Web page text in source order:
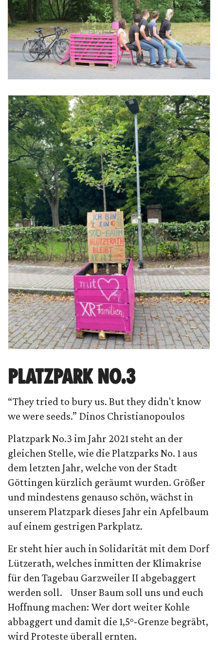
PLATZPARK NO.3
“They tried to bury us. But they didn't know
we were seeds.” Dinos Christianopoulos
Platzpark No.3 im Jahr 2021 steht an der
gleichen Stelle, wie die Platzparks No. 1 aus
dem letzten Jahr, welche von der Stadt
Göttingen kürzlich geräumt wurden. Größer
und mindestens genauso schön, wächst in
unserem Platzpark dieses Jahr ein Apfelbaum
auf einem gestrigen Parkplatz.
Er steht hier auch in Solidarität mit dem Dorf
Lützerath, welches inmitten der Klimakrise
für den Tagebau Garzweiler II abgebaggert
werden soll. Unser Baum soll uns und euch
Hoffnung machen: Wer dort weiter Kohle
abbaggert und damit die 1,5°-Grenze begräbt,
wird Proteste überall ernten.